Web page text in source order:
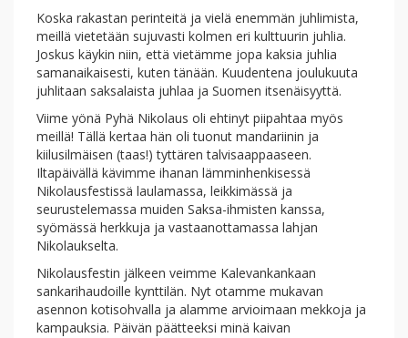
Koska rakastan perinteitä ja vielä enemmän juhlimista,
meillä vietetään sujuvasti kolmen eri kulttuurin juhlia.
Joskus käykin niin, että vietämme jopa kaksia juhlia
samanaikaisesti, kuten tänään. Kuudentena joulukuuta
juhlitaan saksalaista juhlaa ja Suomen itsenäisyyttä.
Viime yönä Pyhä Nikolaus oli ehtinyt piipahtaa myös
meillä! Tällä kertaa hän oli tuonut mandariinin ja
kiilusilmäisen (taas!) tyttären talvisaappaaseen.
Iltapäivällä kävimme ihanan lämminhenkisessä
Nikolausfestissä laulamassa, leikkimässä ja
seurustelemassa muiden Saksa-ihmisten kanssa,
syömässä herkkuja ja vastaanottamassa lahjan
Nikolaukselta.
Nikolausfestin jälkeen veimme Kalevankankaan
sankarihaudoille kynttilän. Nyt otamme mukavan
asennon kotisohvalla ja alamme arvioimaan mekkoja ja
kampauksia. Päivän päätteeksi minä kaivan